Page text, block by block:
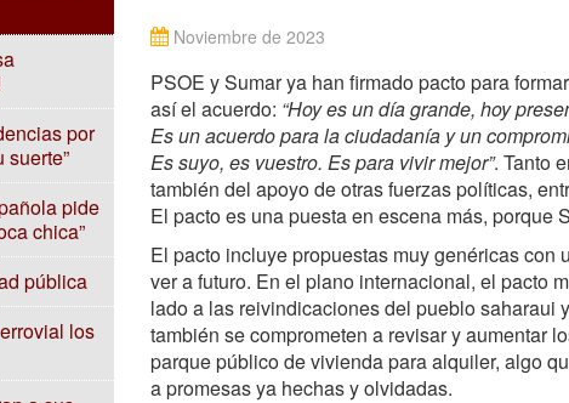
por
suerte”
pide
chica”
pública
los
Noviembre de 2023
PSOE y Sumar ya han firmado pacto para
así el acuerdo: “Hoy es un día grande, hoy
Es un acuerdo para la ciudadanía y un
Es suyo, es vuestro. Es para vivir mejor”. Tanto
también del apoyo de otras fuerzas políticas,
El pacto es una puesta en escena más, porque
El pacto incluye propuestas muy genéricas
ver a futuro. En el plano internacional, el pacto
lado a las reivindicaciones del pueblo saharaui
también se comprometen a revisar y aumentar
parque público de vivienda para alquiler, algo
a promesas ya hechas y olvidadas.